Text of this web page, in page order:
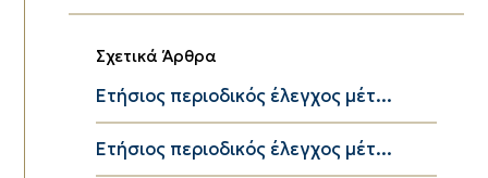
Σχετικά Άρθρα
Eτήσιος περιοδικός έλεγχος μέτ...
Eτήσιος περιοδικός έλεγχος μέτ...